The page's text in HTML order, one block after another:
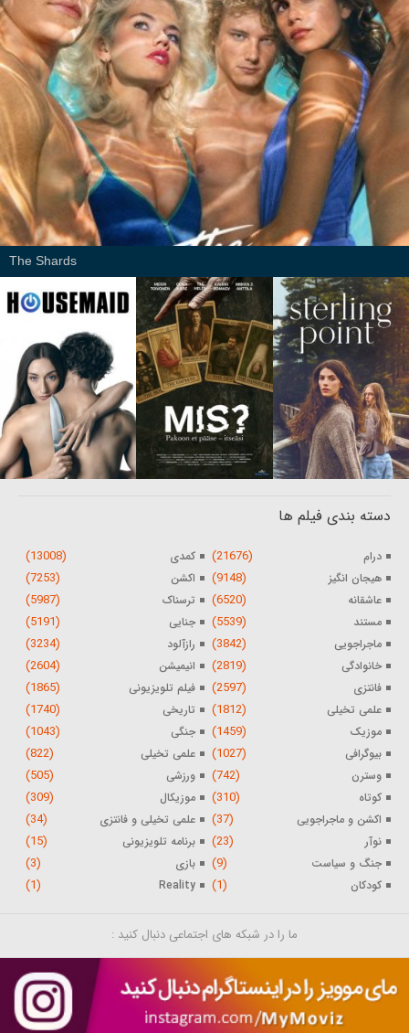
The Shards
دسته بندی فیلم ها
درام (21676) کمدی (13008)
هیجان انگیز (9148) اکشن (7253)
عاشقانه (6520) ترسناک (5987)
مستند (5539) جنایی (5191)
ماجراجویی (3842) رازآلود (3234)
خانوادگی (2819) انیمیشن (2604)
فانتزی (2597) فیلم تلویزیونی (1865)
علمی تخیلی (1812) تاریخی (1740)
موزیک (1459) جنگی (1043)
بیوگرافی (1027) علمی تخیلی (822)
وسترن (742) ورزشی (505)
کوتاه (310) موزیکال (309)
اکشن و ماجراجویی (37) علمی تخیلی و فانتزی (34)
نوآر (23) برنامه تلویزیونی (15)
جنگ و سیاست (9) بازی (3)
کودکان (1)
Reality
(1)
ما را در شبکه های اجتماعی دنبال کنید :